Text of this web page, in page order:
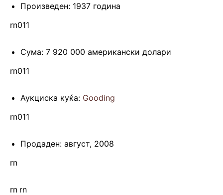
Произведен: 1937 година
rn011
Сума: 7 920 000 американски долари
rn011
Аукциска куќа: Gooding
rn011
Продаден: август, 2008
rn
rn rn